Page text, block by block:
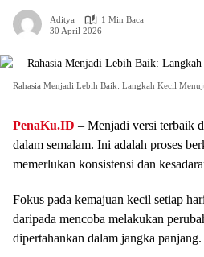
Aditya
1 Min Baca
30 April 2026
Rahasia Menjadi Lebih Baik: Langkah Kecil
PenaKu.ID – Menjadi versi terbaik
dalam semalam. Ini adalah proses
memerlukan konsistensi dan
Fokus pada kemajuan kecil setiap
daripada mencoba melakukan
dipertahankan dalam jangka panjang.